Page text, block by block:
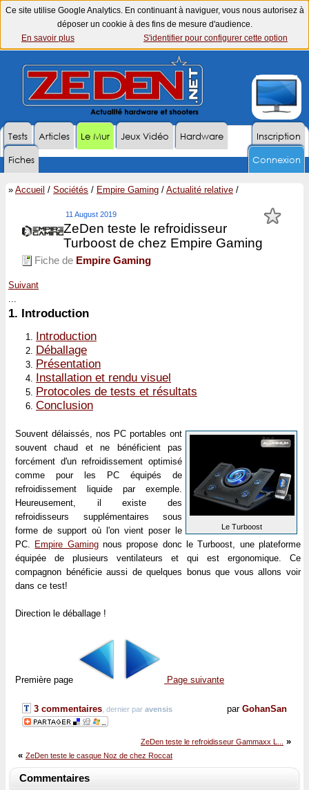
Ce site utilise Google Analytics. En continuant à naviguer, vous nous autorisez à
déposer un cookie à des fins de mesure d'audience.
En savoir plus
S'identifier pour configurer cette option
Inscription
Tests Articles Le Mur Jeux Vidéo
Hardware
Fiches
Connexion
» Accueil / Sociétés / Empire Gaming / Actualité relative /
11 August 2019
ZeDen teste le refroidisseur
Turboost de chez Empire Gaming
Fiche de Empire Gaming
Suivant
...
1. Introduction
Introduction
Déballage
Présentation
Installation et rendu visuel
Protocoles de tests et résultats
Conclusion
Le Turboost
Souvent délaissés, nos PC portables ont
souvent chaud et ne bénéficient pas
forcément d'un refroidissement optimisé
comme pour les PC équipés de
refroidissement liquide par exemple.
Heureusement, il existe des
refroidisseurs supplémentaires sous
forme de support où l'on vient poser le
PC. Empire Gamingnous propose donc le Turboost, une plateforme
équipée de plusieurs ventilateurs et qui est ergonomique. Ce
compagnon bénéficie aussi de quelques bonus que vous allons voir
dans ce test!
Direction le déballage !
Première page Page suivante
par GohanSan
3 commentaires , dernier par avensis
ZeDen teste le refroidisseur Gammaxx L...
»
« ZeDen teste le casque Noz de chez Roccat
Commentaires